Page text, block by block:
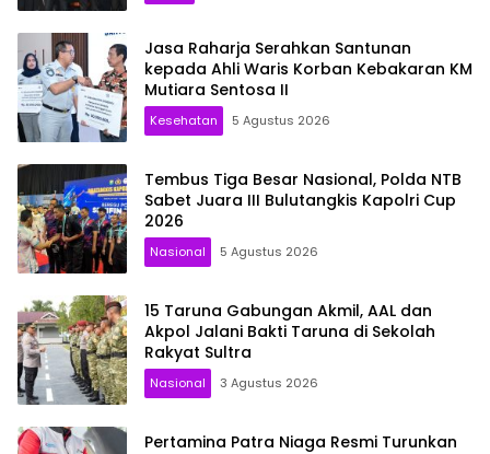
Jasa Raharja Serahkan Santunan
kepada Ahli Waris Korban Kebakaran KM
Mutiara Sentosa II
Kesehatan 5 Agustus 2026
Tembus Tiga Besar Nasional, Polda NTB
Sabet Juara III Bulutangkis Kapolri Cup
2026
Nasional 5 Agustus 2026
15 Taruna Gabungan Akmil, AAL dan
Akpol Jalani Bakti Taruna di Sekolah
Rakyat Sultra
Nasional 3 Agustus 2026
Pertamina Patra Niaga Resmi Turunkan